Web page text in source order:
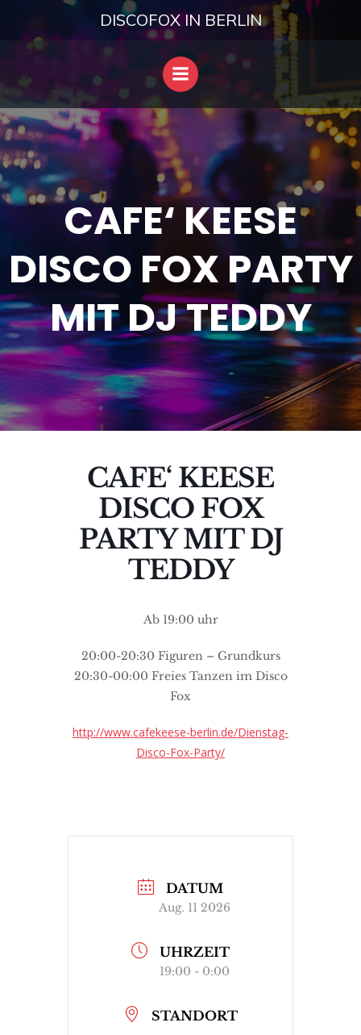
Zum
Inhalt
DISCOFOX IN BERLIN
CAFE‘ KEESE
DISCO FOX PARTY
MIT DJ TEDDY
CAFE‘ KEESE
DISCO FOX
PARTY MIT DJ
TEDDY
Ab 19:00 uhr
20:00-20:30 Figuren – Grundkurs
20:30-00:00 Freies Tanzen im Disco
Fox
http://www.cafekeese-berlin.de/Dienstag-
Disco-Fox-Party/
DATUM
Aug. 11 2026
UHRZEIT
19:00 - 0:00
STANDORT